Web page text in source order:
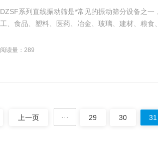
DZSF系列直线振动筛是*常见的振动筛分设备之
工、食品、塑料、医药、冶金、玻璃、建材、粮食
阅读量：289
上一页 ··· 29 30 31